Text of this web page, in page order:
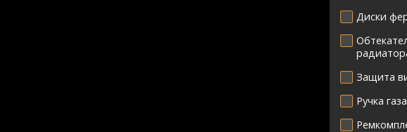
Диски
Защита
Ручка газа